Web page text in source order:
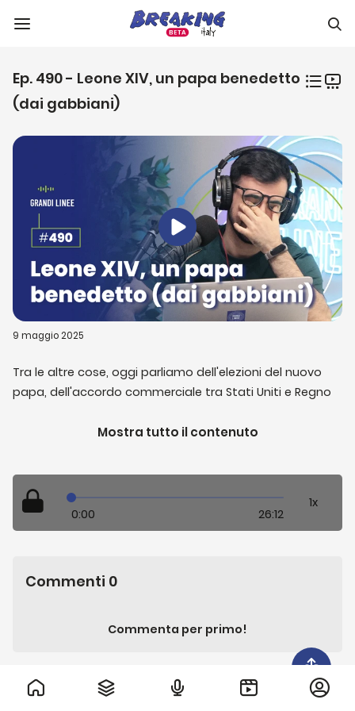
Ep. 490 - Leone XIV, un papa benedetto
(dai gabbiani)
9 maggio 2025
Tra le altre cose, oggi parliamo dell'elezioni del nuovo
papa, dell'accordo commerciale tra Stati Uniti e Regno
fondazione donando prima 200 miliardi di dollari, degli
Israele che chiude forzatamente alcune scuole a
Gerusalemme Est e la cui partecipazione all'Eurovision è
parecchio discussa, della Giornata della vittoria in Russia
e del rigurgito del gabbiano.
Mostra tutto il contenuto
0:00 26:12
1x
Commenti 0
Commenta per primo!
Altri di Grandi Linee